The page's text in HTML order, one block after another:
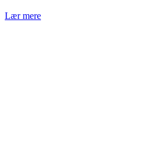
Lær mere